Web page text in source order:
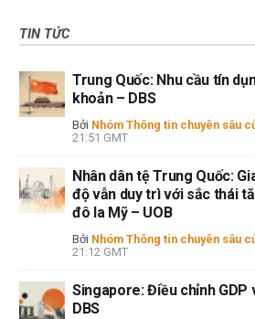
TIN TỨC
Trung Quốc: Nhu cầu tín
khoản – DBS
Bởi Nhóm Thông tin chuyên sâu
21:51 GMT
Nhân dân tệ Trung Quốc:
độ vẫn duy trì với sắc thái
đô la Mỹ – UOB
Bởi Nhóm Thông tin chuyên sâu
21:12 GMT
Singapore: Điều chỉnh GDP
DBS